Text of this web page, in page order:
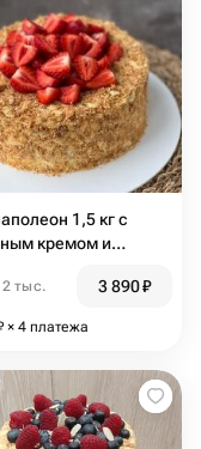
1,5 кг с
кремом и
2 тыс. 3 890₽
× 4 платежа